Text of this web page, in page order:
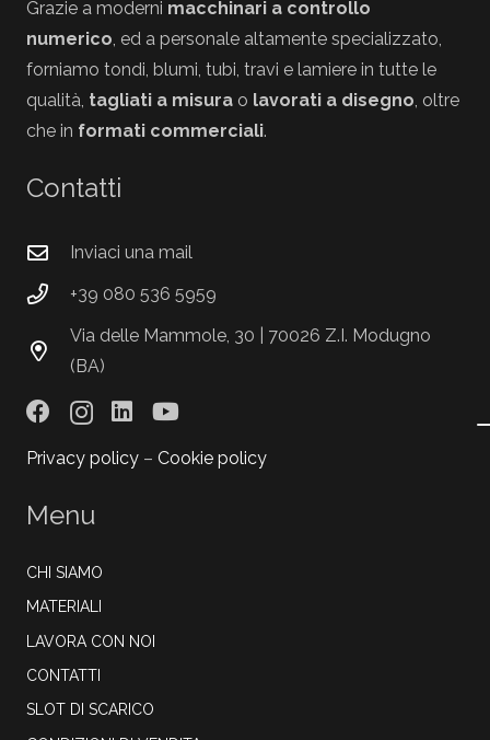
Grazie a moderni macchinari a controllo
numerico, ed a personale altamente specializzato,
forniamo tondi, blumi, tubi, travi e lamiere in tutte le
qualità, tagliati a misura o lavorati a disegno, oltre
che in formati commerciali.
Contatti
Inviaci una mail
+39 080 536 5959
Via delle Mammole, 30 | 70026 Z.I. Modugno
(BA)
Privacy policy – Cookie policy
Menu
CHI SIAMO
MATERIALI
LAVORA CON NOI
CONTATTI
SLOT DI SCARICO